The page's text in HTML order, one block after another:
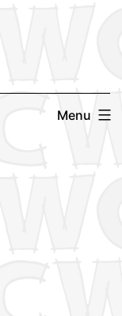
Menu